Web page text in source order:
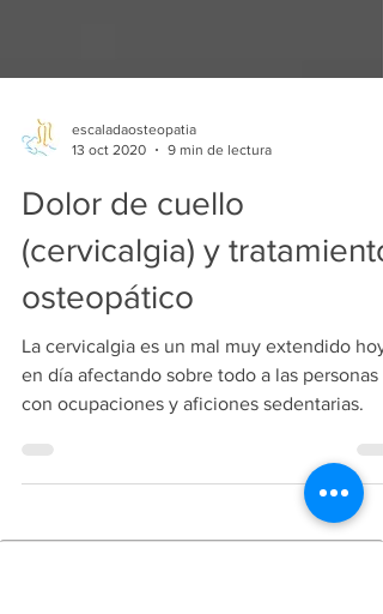
13 oct 2020
9 min de lectura
Dolor de cuello
(cervicalgia) y tratamiento
osteopático
La cervicalgia es un mal muy extendido hoy
en día afectando sobre todo a las personas
con ocupaciones y aficiones sedentarias.